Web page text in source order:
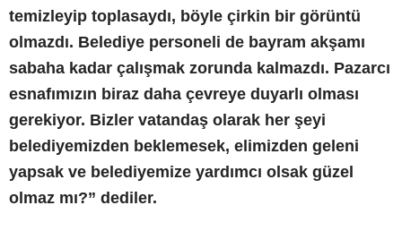
temizleyip toplasaydı, böyle çirkin bir görüntü
olmazdı. Belediye personeli de bayram akşamı
sabaha kadar çalışmak zorunda kalmazdı. Pazarcı
esnafımızın biraz daha çevreye duyarlı olması
gerekiyor. Bizler vatandaş olarak her şeyi
belediyemizden beklemesek, elimizden geleni
yapsak ve belediyemize yardımcı olsak güzel
olmaz mı?” dediler.